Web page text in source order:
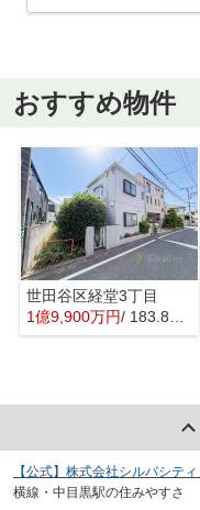
おすすめ物件
世田谷区経堂3丁目
1億9,900万円/ 183.82㎡
【公式】株式会社シルバシティ
横線・中目黒駅の住みやすさ